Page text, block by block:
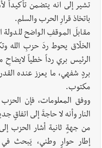
تشير إلى انه يتضمن تأكيداً
باتخاذ قرارِ الحرب والسلم.
مقابلَ الموقفِ الواضح للدولة
الخلّاق يحوط ردَ حزبِ الله
الرئيس بري رداً خطياً لايضاحِ
بردٍ شفهي، ما يعزز عنده
مكتوب.
ووفق المعلومات، فإن
النار وأنه لا حاجةَ إلى اتفاقٍ
من جهةٍ ثانية أشار الحزب
إطار حوارٍ وطني، يَبحث في